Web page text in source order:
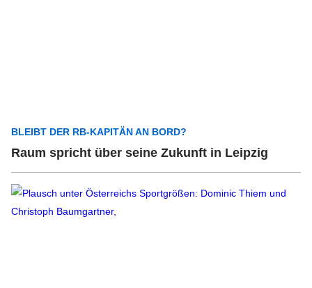
BLEIBT DER RB-KAPITÄN AN BORD?
Raum spricht über seine Zukunft in Leipzig